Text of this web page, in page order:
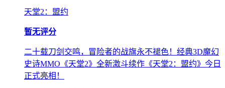
天堂2：盟约
暂无评分
二十载刀剑交鸣，冒险者的战旗永不褪色！经典3D魔幻
史诗MMO《天堂2》全新激斗续作《天堂2：盟约》今日
正式亮相！